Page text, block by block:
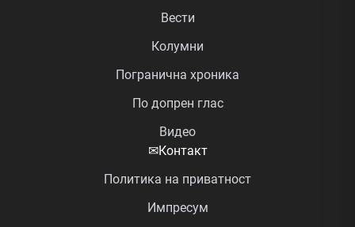
Вести
Колумни
Погранична хроника
По допрен глас
Видео
✉Контакт
Политика на приватност
Импресум